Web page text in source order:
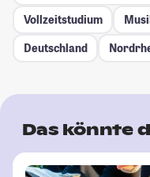
Vollzeitstudium
Deutschland
Das könnte